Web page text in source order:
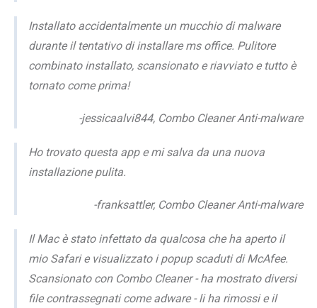
Installato accidentalmente un mucchio di malware
durante il tentativo di installare ms office. Pulitore
combinato installato, scansionato e riavviato e tutto è
tornato come prima!
-jessicaalvi844, Combo Cleaner Anti-malware
Ho trovato questa app e mi salva da una nuova
installazione pulita.
-franksattler, Combo Cleaner Anti-malware
Il Mac è stato infettato da qualcosa che ha aperto il
mio Safari e visualizzato i popup scaduti di McAfee.
Scansionato con Combo Cleaner - ha mostrato diversi
file contrassegnati come adware - li ha rimossi e il